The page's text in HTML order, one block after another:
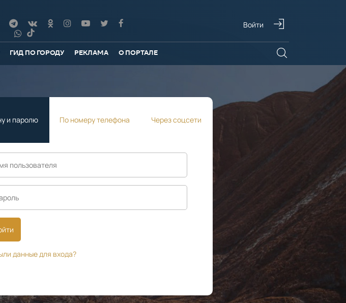
Войти
ГИД ПО ГОРОДУ РЕКЛАМА О ПОРТАЛЕ
и паролю По номеру телефона Через соцсети
данные для входа?